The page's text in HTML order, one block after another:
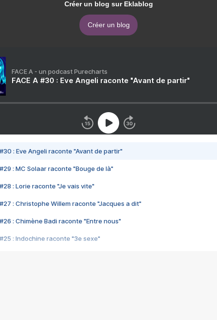
Créer un blog sur Eklablog
Créer un blog
FACE A - un podcast Purecharts
FACE A #30 : Eve Angeli raconte "Avant de partir"
#30 : Eve Angeli raconte "Avant de partir"
#29 : MC Solaar raconte "Bouge de là"
#28 : Lorie raconte "Je vais vite"
#27 : Christophe Willem raconte "Jacques a dit"
#26 : Chimène Badi raconte "Entre nous"
#25 : Indochine raconte "3e sexe"